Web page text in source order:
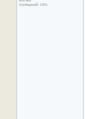
Сообщений: 1991